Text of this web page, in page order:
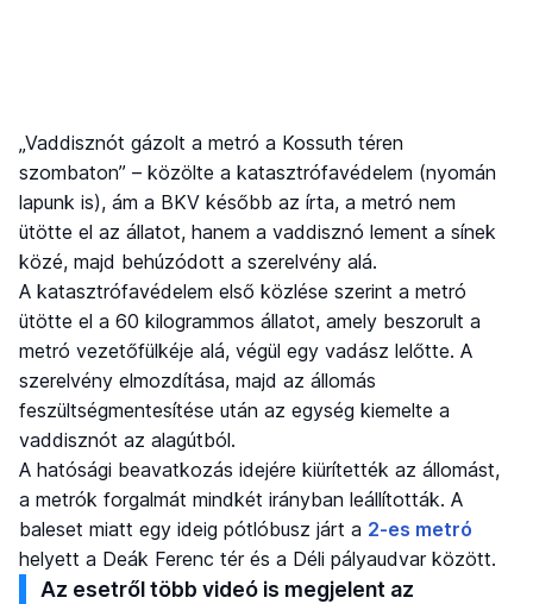
„Vaddisznót gázolt a metró a Kossuth téren
szombaton” – közölte a katasztrófavédelem (nyomán
lapunk is), ám a BKV később az írta, a metró nem
ütötte el az állatot, hanem a vaddisznó lement a sínek
közé, majd behúzódott a szerelvény alá.
A katasztrófavédelem első közlése szerint a metró
ütötte el a 60 kilogrammos állatot, amely beszorult a
metró vezetőfülkéje alá, végül egy vadász lelőtte. A
szerelvény elmozdítása, majd az állomás
feszültségmentesítése után az egység kiemelte a
vaddisznót az alagútból.
A hatósági beavatkozás idejére kiürítették az állomást,
a metrók forgalmát mindkét irányban leállították. A
baleset miatt egy ideig pótlóbusz járt a 2-es metró
helyett a Deák Ferenc tér és a Déli pályaudvar között.
Az esetről több videó is megjelent az